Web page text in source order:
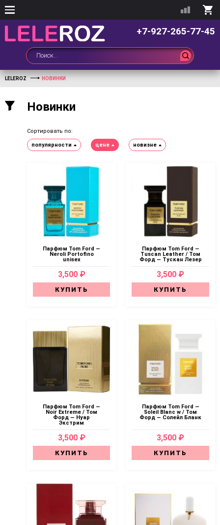
+7-927-265-77-45
LELEROZ НОВИНКИ
Новинки
Сортировать по:
популярности цене новизне
Парфюм Tom Ford —
Neroli Portofino
unisex
3,500 ₽
КУПИТЬ
Парфюм Tom Ford —
Tuscan Leather / Том
Форд — Тускан Лезер
3,500 ₽
КУПИТЬ
Парфюм Tom Ford —
Noir Extreme / Том
Форд — Нуар
Экстрим
3,500 ₽
КУПИТЬ
Парфюм Tom Ford —
Soleil Blanc w / Том
Форд — Солейл Бланк
3,500 ₽
КУПИТЬ